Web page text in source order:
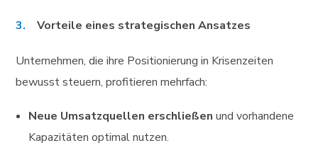
Vorteile eines strategischen Ansatzes
Unternehmen, die ihre Positionierung in Krisenzeiten
bewusst steuern, profitieren mehrfach:
Neue Umsatzquellen erschließen und vorhandene
Kapazitäten optimal nutzen.